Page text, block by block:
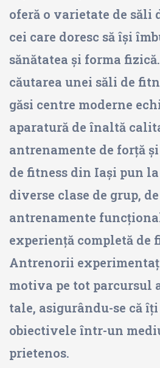
oferă o varietate de săli
cei care doresc să își
sănătatea și forma
căutarea unei săli de
găsi centre moderne
aparatură de înaltă
antrenamente de forță
de fitness din Iași pun
diverse clase de grup,
antrenamente
experiență completă de
Antrenorii
motiva pe tot parcursul
tale, asigurându-se că
obiectivele într-un
prietenos.